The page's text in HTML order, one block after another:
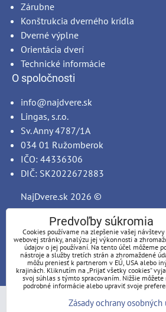
Zárubne
Konštrukcia dverného krídla
Dverné výplne
Orientácia dverí
Technické informácie
O spoločnosti
info@najdvere.sk
Lingas, s.r.o.
Sv. Anny 4787/1A
034 01 Ružomberok
IČO: 44336306
DIČ: SK2022672883
NajDvere.sk 2026 ©
Predvoľby súkromia Zásady ochrany
Predvoľby súkromia
Cookies používame na zlepšenie vašej
webovej stránky, analýzu jej výkonnosti a
údajov o jej používaní. Na tento účel môžeme
nástroje a služby tretích strán a zhromaždené
môžu preniesť k partnerom v EÚ, USA alebo
krajinách. Kliknutím na „Prijať všetky cookies“
svoj súhlas s týmto spracovaním. Nižšie môžete
podrobné informácie alebo upraviť svoje
Zásady ochrany osobných